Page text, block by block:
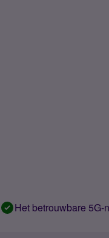
Het betrouwbare 5G-